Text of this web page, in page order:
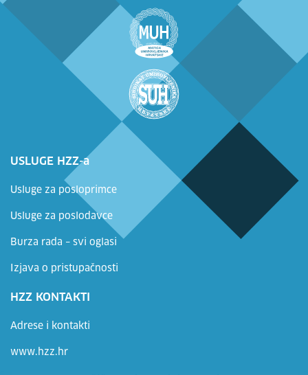
USLUGE HZZ-a
Usluge za posloprimce
Usluge za poslodavce
Burza rada – svi oglasi
Izjava o pristupačnosti
HZZ KONTAKTI
Adrese i kontakti
www.hzz.hr